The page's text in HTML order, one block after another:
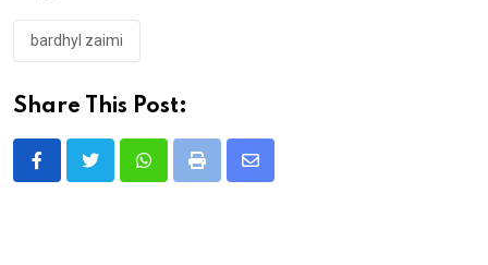
bardhyl zaimi
Share This Post:
WhatsappPrint
Share